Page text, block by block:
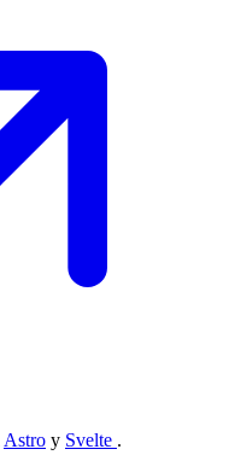
Astro y Svelte .